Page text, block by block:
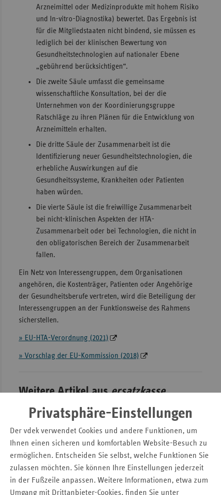
Privatsphäre-Einstellungen
Der vdek verwendet Cookies und andere Funktionen, um
Ihnen einen sicheren und komfortablen Website-Besuch zu
ermöglichen. Entscheiden Sie selbst, welche Funktionen Sie
zulassen möchten. Sie können Ihre Einstellungen jederzeit
in der Fußzeile anpassen. Weitere Informationen, etwa zum
Umgang mit Drittanbieter-Cookies, finden Sie unter
Arzneimittel oder Medizinprodukte mit hohem Risiko
und In-vitro-Diagnostika) bewertet. Das Ergebnis ist
für die Mitgliedstaaten nicht bindend, sie müssen es
lediglich bei der klinischen Bewertung von
Gesundheitstechnologien auf nationaler Ebene
„gebührend berücksichtigen“.
Die zweite Säule umfasst die gemeinsame
wissenschaftliche Konsultation, bei der die
Unternehmen von der Koordinierungsgruppe
Ratschläge zu ihren Plänen für die Entwicklung von
Arzneimitteln erhalten.
Die dritte Säule der Zusammenarbeit ist die
Identifizierung neuer Gesundheitstechnologien, die
erhebliche Auswirkungen auf die
Gesundheitssysteme, Krankheiten oder Patienten
haben würden.
Die vierte Säule ist die freiwillige Zusammenarbeit
bei nicht-klinischen Aspekten der HTA-
Zusammenarbeit oder bei Technologien, die nicht in
den obligatorischen Bereich der Zusammenarbeit
fallen.
Ein Netz von Interessengruppen, dem Organisationen
angehören, die Kostenträger, Patienten oder Angehörige
der Gesundheitsberufe vertreten, wird die Beteiligung der
Interessengruppen an der Funktionsweise des Rahmens
sicherstellen.
» EU-HTA-Verordnung (2021)
» Vorschlag der EU-Kommission (2018)
Weitere Artikel ausersatzkasse
magazin.(1. Ausgabe 2022)